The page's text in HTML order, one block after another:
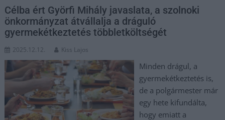
Célba ért Györfi Mihály javaslata, a szolnoki
önkormányzat átvállalja a dráguló
gyermekétkeztetés többletköltségét
2025.12.12. Kiss Lajos
Minden drágul, a
gyermekétkeztetés is,
de a polgármester már
egy hete kifundálta,
hogy emiatt a